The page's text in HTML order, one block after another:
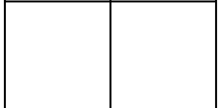
Ширина: 168 см
Ширина: 168 см